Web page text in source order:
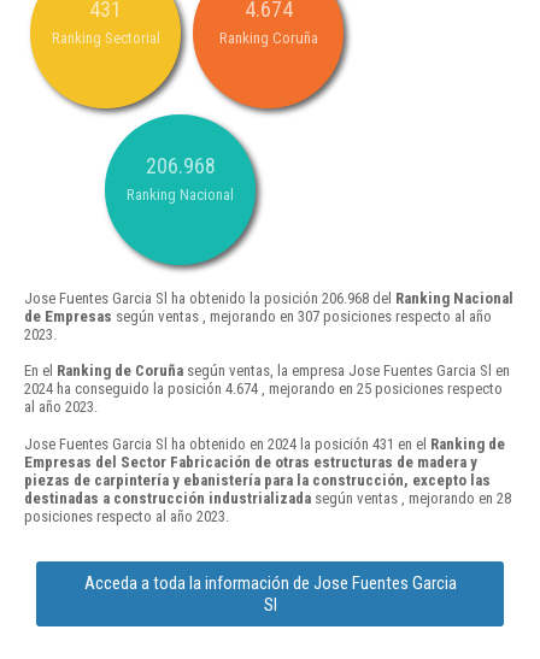
431
Ranking Sectorial
4.674
Ranking Coruña
206.968
Ranking Nacional
Jose Fuentes Garcia Sl ha obtenido la posición 206.968 del Ranking Nacional
de Empresas según ventas , mejorando en 307 posiciones respecto al año
2023.
En el Ranking de Coruña según ventas, la empresa Jose Fuentes Garcia Sl en
2024 ha conseguido la posición 4.674 , mejorando en 25 posiciones respecto
al año 2023.
Jose Fuentes Garcia Sl ha obtenido en 2024 la posición 431 en el Ranking de
Empresas del Sector Fabricación de otras estructuras de madera y
piezas de carpintería y ebanistería para la construcción, excepto las
destinadas a construcción industrializada según ventas , mejorando en 28
posiciones respecto al año 2023.
Acceda a toda la información de Jose Fuentes Garcia
Sl